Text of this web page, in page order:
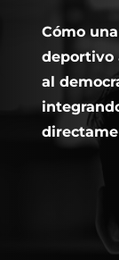
Cómo
deportivo
al